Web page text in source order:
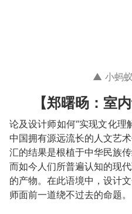
▲ 小蚂
【郑曙旸：室
论及设计师如何“实现文化理
中国拥有源远流长的人文艺
汇的结果是根植于中华民族
而如今人们所普遍认知的现
的产物。在此语境中，设计
师面前一道绕不过去的命题。